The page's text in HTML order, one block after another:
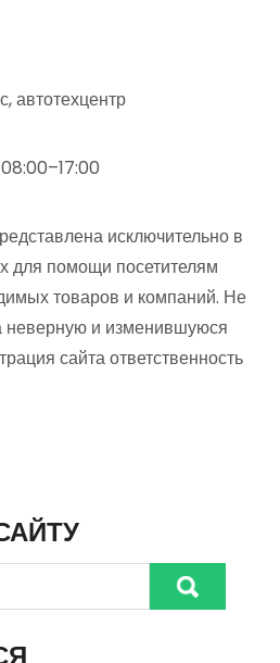
автотехцентр
исключительно в
для помощи посетителям
товаров и компаний. Не
неверную и изменившуюся
сайта ответственность